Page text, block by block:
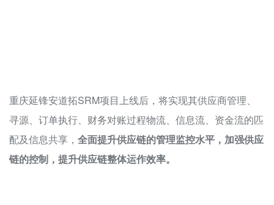
重庆延锋安道拓SRM项目上线后，将实现其供应商管理、
寻源、订单执行、财务对账过程物流、信息流、资金流的匹
配及信息共享， 全面提升供应链的管理监控水平，加强供应
链的控制，提升供应链整体运作效率。